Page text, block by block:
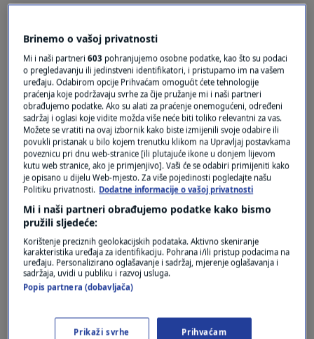
Oglas
Brinemo o vašoj privatnosti
Mi i naši partneri603 pohranjujemo osobne podatke, kao što su podaci
o pregledavanju ili jedinstveni identifikatori, i pristupamo im na vašem
uređaju. Odabirom opcije Prihvaćam omogućit ćete tehnologije
praćenja koje podržavaju svrhe za čije pružanje mi i naši partneri
obrađujemo podatke. Ako su alati za praćenje onemogućeni, određeni
sadržaj i oglasi koje vidite možda više neće biti toliko relevantni za vas.
Možete se vratiti na ovaj izbornik kako biste izmijenili svoje odabire ili
povukli pristanak u bilo kojem trenutku klikom na Upravljaj postavkama
poveznicu pri dnu web-stranice [ili plutajuće ikone u donjem lijevom
kutu web stranice, ako je primjenjivo]. Vaši će se odabiri primijeniti kako
je opisano u dijelu Web-mjesto. Za više pojedinosti pogledajte našu
Politiku privatnosti. Dodatne informacije o vašoj privatnosti
Mi i naši partneri obrađujemo podatke kako bismo
pružili sljedeće:
Korištenje preciznih geolokacijskih podataka. Aktivno skeniranje
karakteristika uređaja za identifikaciju. Pohrana i/ili pristup podacima na
uređaju. Personalizirano oglašavanje i sadržaj, mjerenje oglašavanja i
sadržaja, uvidi u publiku i razvoj usluga.
Popis partnera (dobavljača)
Prikaži svrhe Prihvaćam